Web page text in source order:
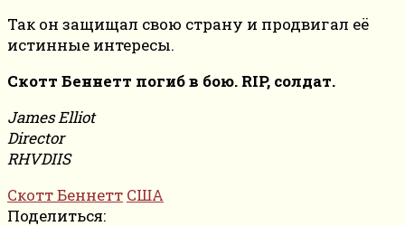
Так он защищал свою страну и продвигал её
истинные интересы.
Скотт Беннетт погиб в бою. RIP, солдат.
James Elliot
Director
RHVDIIS
Cкотт Беннетт США
Поделиться: